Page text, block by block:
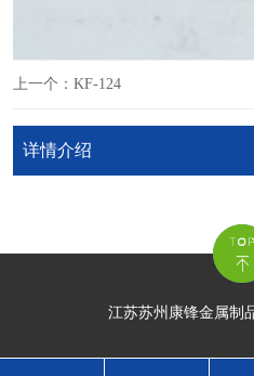
上一个：KF-124
详情介绍
江苏苏州康锋金属制